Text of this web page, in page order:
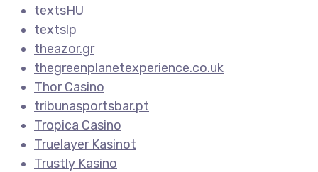
textsHU
textslp
theazor.gr
thegreenplanetexperience.co.uk
Thor Casino
tribunasportsbar.pt
Tropica Casino
Truelayer Kasinot
Trustly Kasino